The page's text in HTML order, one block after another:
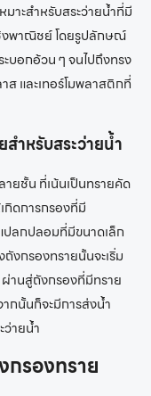
าะสำหรับสระว่ายน้ำที่มี
ชิงพาณิชย์ โดยรูปลักษณ์
บอกอ้วนๆจนไปถึงทรง
และเทอร์โมพลาสติกที่
สำหรับสระว่ายน้ำ
ายชั้น ที่เน้นเป็นทรายคัด
กิดการกรองที่มี
ปลกปลอมที่มีขนาดเล็ก
ถังกรองทรายนั้นจะเริ่ม
านสู่ถังกรองที่มีทราย
ากนั้นก็จะมีการส่งน้ำ
ายน้ำ
กรองทราย